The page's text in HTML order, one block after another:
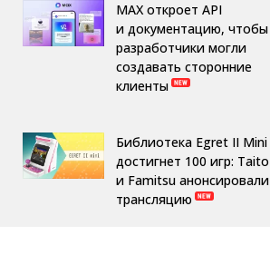
MAX откроет API
и документацию, чтобы
разработчики могли
создавать сторонние
клиенты
Библиотека Egret II Mini
достигнет 100 игр: Taito
и Famitsu анонсировали
трансляцию